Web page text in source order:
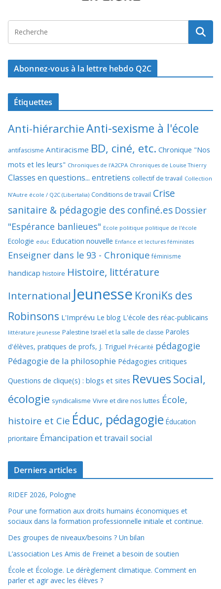
Abonnez-vous à la lettre hebdo Q2C
Étiquettes
Anti-hiérarchieAnti-sexisme à l'école
antifascisme Antiracisme BD, ciné, etc. Chronique "Nos
mots et les leurs" Chroniques de l'A2CPA Chroniques de Louise Thierry
Classes en questions... entretiens collectif de travail Collection
N'Autre école / Q2C (Libertalia) Conditions de travail Crise
sanitaire & pédagogie des confiné.es Dossier
"Espérance banlieues" Ecole politique politique de l'école
Ecologie educ Education nouvelle Enfance et lectures féministes
Enseigner dans le 93 - Chronique féminisme
handicap histoire Histoire, littérature
International Jeunesse KroniKs des
Robinsons L'Imprévu Le blog L'école des réac-publicains
littérature jeunesse Palestine Israël et la salle de classe Paroles
d'élèves, pratiques de profs, J. Triguel Précarité pédagogie
Pédagogie de la philosophie Pédagogies critiques
Questions de clique(s) : blogs et sites RevuesSocial,
écologie syndicalisme Vivre et dire nos luttes École,
histoire et Cie Éduc, pédagogie Éducation
prioritaire Émancipation et travail social
Derniers articles
RIDEF 2026, Pologne
Pour une formation aux droits humains économiques et
sociaux dans la formation professionnelle initiale et continue.
Des groupes de niveaux/besoins ? Un bilan
L’association Les Amis de Freinet a besoin de soutien
École et Écologie. Le dérèglement climatique. Comment en
parler et agir avec les élèves ?